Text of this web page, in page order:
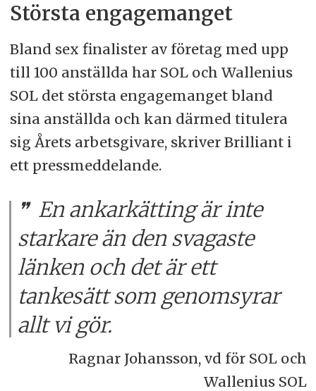
Största engagemanget
Bland sex finalister av företag med upp
till 100 anställda har SOL och Wallenius
SOL det största engagemanget bland
sina anställda och kan därmed titulera
sig Årets arbetsgivare, skriver Brilliant i
ett pressmeddelande.
En ankarkätting är inte
starkare än den svagaste
länken och det är ett
tankesätt som genomsyrar
allt vi gör.
Ragnar Johansson, vd för SOL och
Wallenius SOL